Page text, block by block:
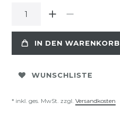
IN DEN WARENKORB
WUNSCHLISTE
* inkl. ges. MwSt. zzgl. Versandkosten